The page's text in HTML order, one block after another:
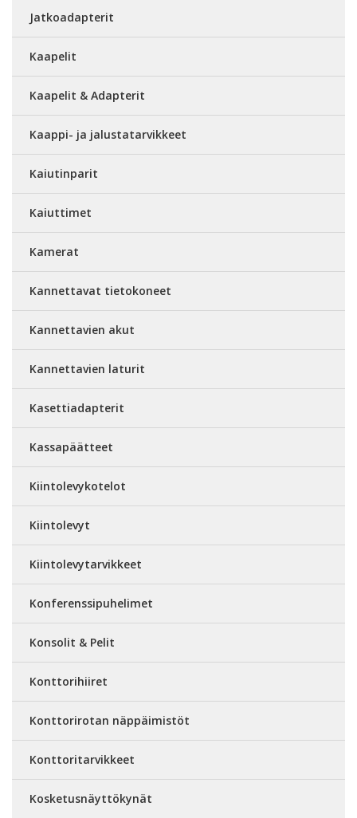
Jatkoadapterit
Kaapelit
Kaapelit & Adapterit
Kaappi- ja jalustatarvikkeet
Kaiutinparit
Kaiuttimet
Kamerat
Kannettavat tietokoneet
Kannettavien akut
Kannettavien laturit
Kasettiadapterit
Kassapäätteet
Kiintolevykotelot
Kiintolevyt
Kiintolevytarvikkeet
Konferenssipuhelimet
Konsolit & Pelit
Konttorihiiret
Konttorirotan näppäimistöt
Konttoritarvikkeet
Kosketusnäyttökynät